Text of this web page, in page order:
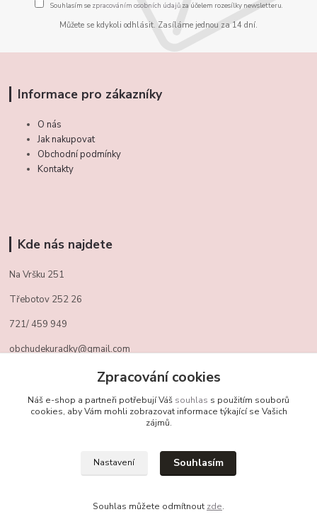
Souhlasím se zpracováním osobních údajůza účelem rozesílky newsletteru.
Můžete se kdykoli odhlásit. Zasíláme jednou za 14 dní.
Informace pro zákazníky
O nás
Jak nakupovat
Obchodní podmínky
Kontakty
Kde nás najdete
Na Vršku 251
Třebotov 252 26
721/ 459 949
obchudekuradky@gmail.com
Kontakty
Zpracování cookies
Náš e-shop a partneři potřebují Váš souhlas s použitím souborů
cookies, aby Vám mohli zobrazovat informace týkající se Vašich
zájmů.
Nastavení Souhlasím
Souhlas můžete odmítnout zde.